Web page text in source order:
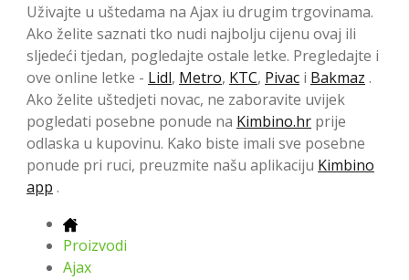
Uživajte u uštedama na Ajax iu drugim trgovinama.
Ako želite saznati tko nudi najbolju cijenu ovaj ili
sljedeći tjedan, pogledajte ostale letke. Pregledajte i
ove online letke - Lidl, Metro, KTC, Pivac i Bakmaz .
Ako želite uštedjeti novac, ne zaboravite uvijek
pogledati posebne ponude na Kimbino.hr prije
odlaska u kupovinu. Kako biste imali sve posebne
ponude pri ruci, preuzmite našu aplikaciju Kimbino
app .
Proizvodi
Ajax